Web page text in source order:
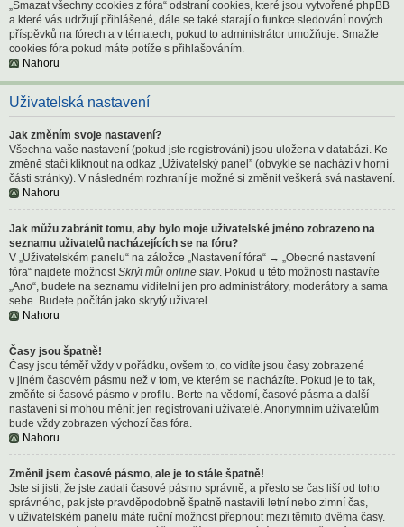
„Smazat všechny cookies z fóra“ odstraní cookies, které jsou vytvořené phpBB
a které vás udržují přihlášené, dále se také starají o funkce sledování nových
příspěvků na fórech a v tématech, pokud to administrátor umožňuje. Smažte
cookies fóra pokud máte potíže s přihlašováním.
Nahoru
Uživatelská nastavení
Jak změním svoje nastavení?
Všechna vaše nastavení (pokud jste registrováni) jsou uložena v databázi. Ke
změně stačí kliknout na odkaz „Uživatelský panel” (obvykle se nachází v horní
části stránky). V následném rozhraní je možné si změnit veškerá svá nastavení.
Nahoru
Jak můžu zabránit tomu, aby bylo moje uživatelské jméno zobrazeno na
seznamu uživatelů nacházejících se na fóru?
V „Uživatelském panelu“ na záložce „Nastavení fóra“ → „Obecné nastavení
fóra“ najdete možnostSkrýt můj online stav. Pokud u této možnosti nastavíte
„Ano“, budete na seznamu viditelní jen pro administrátory, moderátory a sama
sebe. Budete počítán jako skrytý uživatel.
Nahoru
Časy jsou špatně!
Časy jsou téměř vždy v pořádku, ovšem to, co vidíte jsou časy zobrazené
v jiném časovém pásmu než v tom, ve kterém se nacházíte. Pokud je to tak,
změňte si časové pásmo v profilu. Berte na vědomí, časové pásma a další
nastavení si mohou měnit jen registrovaní uživatelé. Anonymním uživatelům
bude vždy zobrazen výchozí čas fóra.
Nahoru
Změnil jsem časové pásmo, ale je to stále špatně!
Jste si jisti, že jste zadali časové pásmo správně, a přesto se čas liší od toho
správného, pak jste pravděpodobně špatně nastavili letní nebo zimní čas,
v uživatelském panelu máte ruční možnost přepnout mezi těmito dvěma časy.